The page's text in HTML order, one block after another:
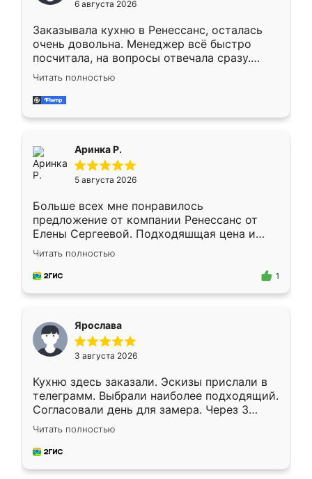
мебели буду заказывать только здесь.
6 августа 2026
Заказывала кухню в Ренессанс, осталась
очень довольна. Менеджер всё быстро
посчитала, на вопросы отвечала сразу.
Замерщик приехал в субботу, подошёл к
делу со всей ответственностью. Собрали
за день, ребята работали аккуратно, даже
Читать полностью
Аринка Р.
5 августа 2026
Больше всех мне понравилось
предложение от компании Ренессанс от
Елены Сергеевой. Подходяшщая цена и
короткие сроки изготовления. Приехавший
для замера сотрудник Владислав
предложил по моему эскизу самый
Читать полностью
1
Ярослава
3 августа 2026
Кухню здесь заказали. Эскизы прислали в
телеграмм. Выбрали наиболее подходящий.
Согласовали день для замера. Через 3
недели кухня была уже готова. Остались
довольны работой. Спасибо Ренессанс
мебель за качественную работу!
Читать полностью